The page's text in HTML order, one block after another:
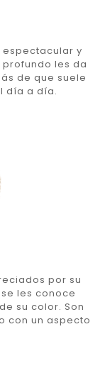
espectacular y
les da
de que suele
día a día.
por su
les conoce
su color. Son
con un aspecto